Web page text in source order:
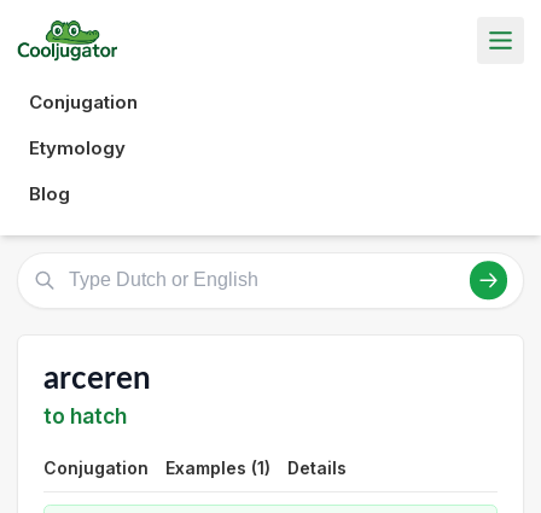
Conjugation
Etymology
Blog
arceren
to hatch
Conjugation Examples (1) Details